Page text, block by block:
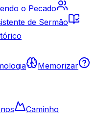
o Pecado
de Sermão
Memorizar
Caminho